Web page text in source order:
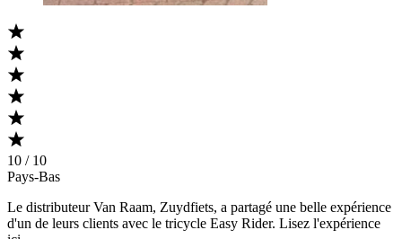
10 / 10
Pays-Bas
Le distributeur Van Raam, Zuydfiets, a partagé une belle expérience
d'un de leurs clients avec le tricycle Easy Rider. Lisez l'expérience